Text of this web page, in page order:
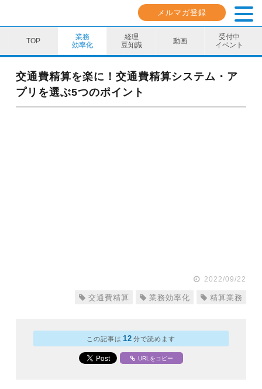
メルマガ登録
業務
効率化
経理
豆知識
動画
受付中
イベント
業務効率化
経理豆知識
交通費精算を楽に！交通費精算システム・ア
プリを選ぶ5つのポイント
2022/09/22
交通費精算 業務効率化 精算業務
この記事は 12 分で読めます
URLをコピー